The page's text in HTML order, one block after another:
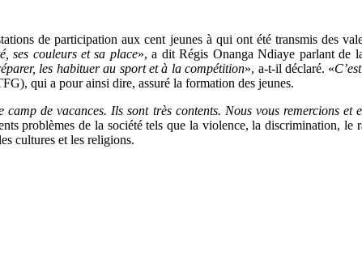
de participation aux cent jeunes à qui ont été transmis des
ses couleurs et sa place», a dit Régis Onanga Ndiaye parlant de
les habituer au sport et à la compétition», a-t-il déclaré. «
qui a pour ainsi dire, assuré la formation des jeunes.
de vacances. Ils sont très contents. Nous vous remercions et
problèmes de la société tels que la violence, la discrimination,
cultures et les religions.